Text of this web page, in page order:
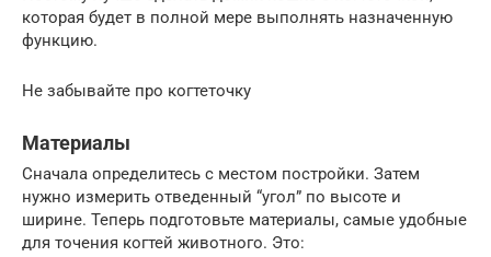
которая будет в полной мере выполнять назначенную
функцию.
Не забывайте про когтеточку
Материалы
Сначала определитесь с местом постройки. Затем
нужно измерить отведенный “угол” по высоте и
ширине. Теперь подготовьте материалы, самые удобные
для точения когтей животного. Это: